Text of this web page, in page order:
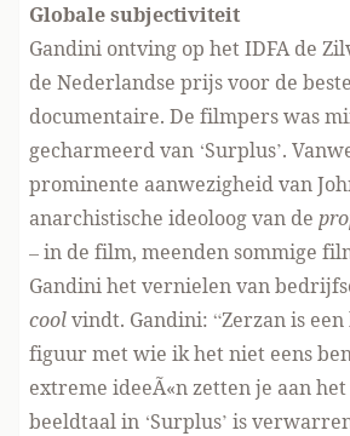
Globale subjectiviteit
Gandini ontving op het IDFA de
de Nederlandse prijs voor de
documentaire. De filmpers was
gecharmeerd van ‘Surplus’.
prominente aanwezigheid van
anarchistische ideoloog van de
– in de film, meenden sommige
Gandini het vernielen van
coolvindt. Gandini: “Zerzan is
figuur met wie ik het niet eens
extreme ideeÃ«n zetten je aan
beeldtaal in ‘Surplus’ is